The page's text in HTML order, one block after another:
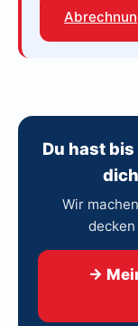
Du hast
Wir
→